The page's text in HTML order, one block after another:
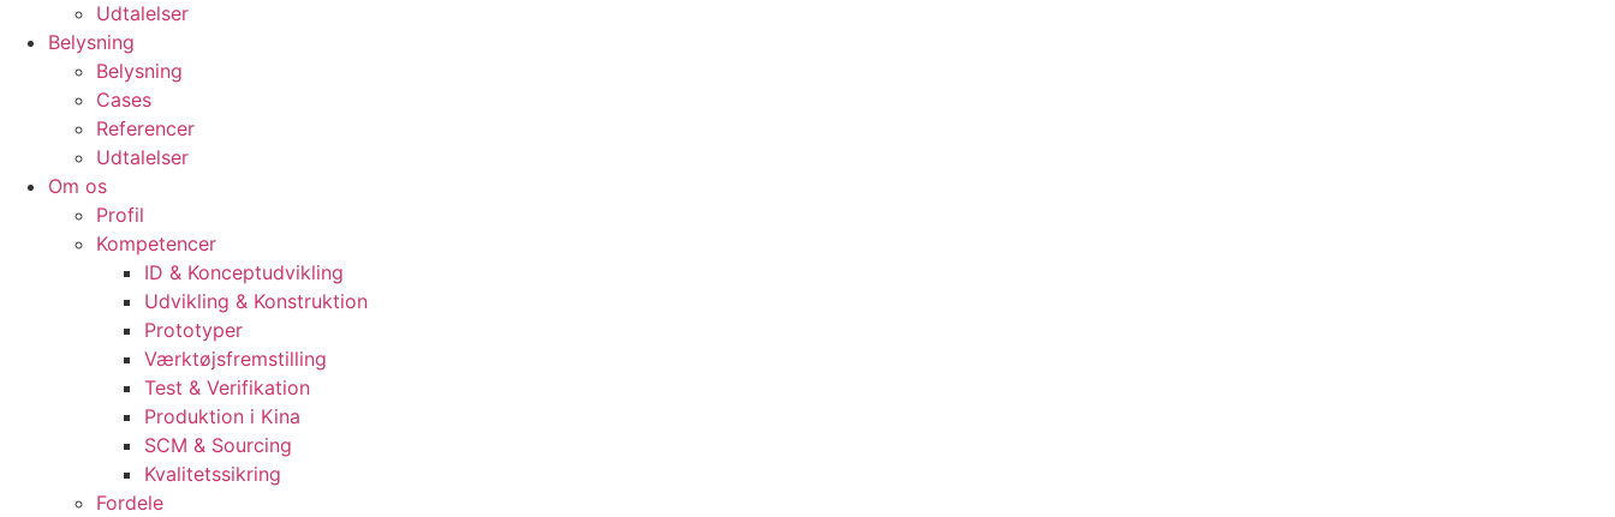
Udtalelser
Belysning
Belysning
Cases
Referencer
Udtalelser
Om os
Profil
Kompetencer
ID & Konceptudvikling
Udvikling & Konstruktion
Prototyper
Værktøjsfremstilling
Test & Verifikation
Produktion i Kina
SCM & Sourcing
Kvalitetssikring
Fordele